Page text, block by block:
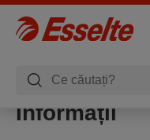
Informații